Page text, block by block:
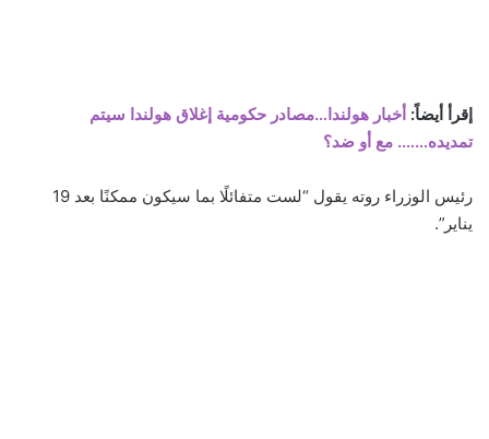
إقرأ أيضاً: أخبار هولندا…مصادر حكومية إغلاق هولندا سيتم
تمديده……. مع أو ضد؟
رئيس الوزراء روته يقول “لست متفائلًا بما سيكون ممكنًا بعد 19
يناير”.